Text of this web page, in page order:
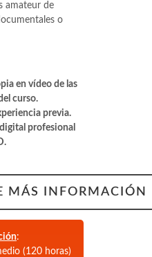
amateur de
o
en vídeo de las
curso.
previa.
profesional
MÁS INFORMACIÓN
:
(120 horas)